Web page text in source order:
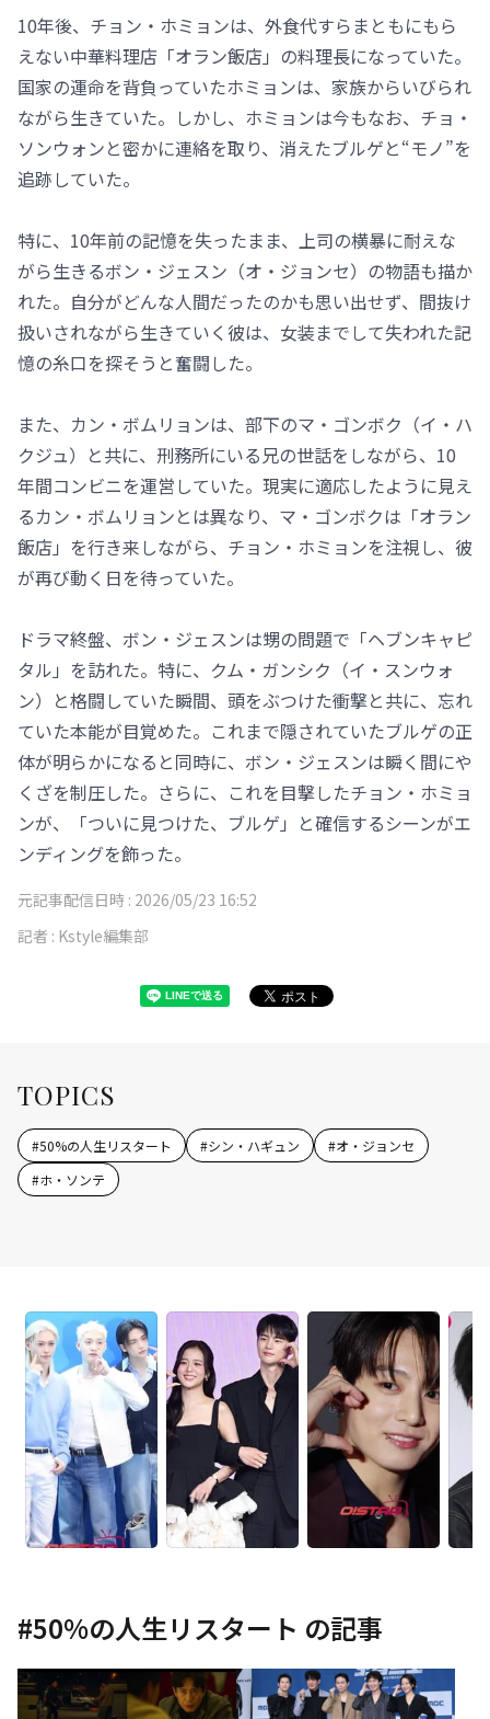
10年後、チョン・ホミョンは、外食代すらまともにもら
えない中華料理店「オラン飯店」の料理長になっていた。
国家の運命を背負っていたホミョンは、家族からいびられ
ながら生きていた。しかし、ホミョンは今もなお、チョ・
ソンウォンと密かに連絡を取り、消えたブルゲと“モノ”を
追跡していた。
特に、10年前の記憶を失ったまま、上司の横暴に耐えな
がら生きるボン・ジェスン（オ・ジョンセ）の物語も描か
れた。自分がどんな人間だったのかも思い出せず、間抜け
扱いされながら生きていく彼は、女装までして失われた記
憶の糸口を探そうと奮闘した。
また、カン・ボムリョンは、部下のマ・ゴンボク（イ・ハ
クジュ）と共に、刑務所にいる兄の世話をしながら、10
年間コンビニを運営していた。現実に適応したように見え
るカン・ボムリョンとは異なり、マ・ゴンボクは「オラン
飯店」を行き来しながら、チョン・ホミョンを注視し、彼
が再び動く日を待っていた。
ドラマ終盤、ボン・ジェスンは甥の問題で「ヘブンキャピ
タル」を訪れた。特に、クム・ガンシク（イ・スンウォ
ン）と格闘していた瞬間、頭をぶつけた衝撃と共に、忘れ
ていた本能が目覚めた。これまで隠されていたブルゲの正
体が明らかになると同時に、ボン・ジェスンは瞬く間にや
くざを制圧した。さらに、これを目撃したチョン・ホミョ
ンが、「ついに見つけた、ブルゲ」と確信するシーンがエ
ンディングを飾った。
元記事配信日時 : 2026/05/23 16:52
記者 : Kstyle編集部
TOPICS
#50%の人生リスタート #シン・ハギュン #オ・ジョンセ
#ホ・ソンテ
#50%の人生リスタート の記事